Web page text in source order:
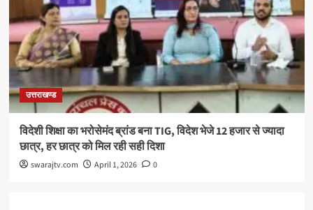
उत्तराखण्ड
विदेशी शिक्षा का भरोसेमंद ब्रांड बना TIG, विदेश भेजे 12 हजार से ज्यादा
छात्र, हर छात्र को मिल रही सही दिशा
swarajtv.com April 1, 2026 0